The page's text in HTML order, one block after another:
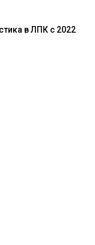
в ЛПК с 2022